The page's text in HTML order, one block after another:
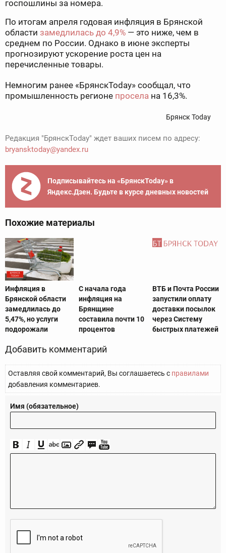
госпошлины за номера.
По итогам апреля годовая инфляция в Брянской
области замедлилась до 4,9% — это ниже, чем в
среднем по России. Однако в июне эксперты
прогнозируют ускорение роста цен на
перечисленные товары.
Немногим ранее «БрянскToday» сообщал, что
промышленность регионе просела на 16,3%.
Брянск Today
Редакция "БрянскToday" ждет ваших писем по адресу:
bryansktoday@yandex.ru
Подписывайтесь на «БрянскToday» в
Яндекс.Дзен. Будьте в курсе дневных новостей
Похожие материалы
Инфляция в
Брянской области
замедлилась до
5,47%, но услуги
подорожали
С начала года
инфляция на
Брянщине
составила почти 10
процентов
ВТБ и Почта России
запустили оплату
доставки посылок
через Систему
быстрых платежей
Добавить комментарий
Оставляя свой комментарий, Вы соглашаетесь с правилами
добавления комментариев.
Имя (обязательное)